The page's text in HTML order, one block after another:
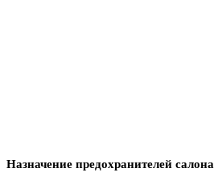
Назначение предохранителей салона